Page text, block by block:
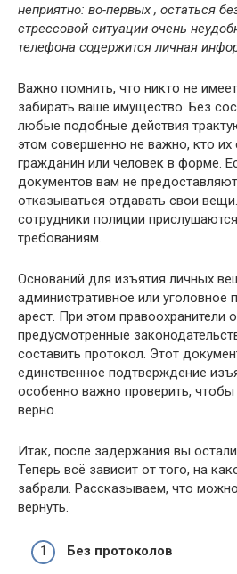
неприятно: во-первых , остаться
стрессовой ситуации очень
телефона содержится личная
Важно помнить, что никто не
забирать ваше имущество. Без
любые подобные действия
этом совершенно не важно, кто
гражданин или человек в форме.
документов вам не
отказываться отдавать свои
сотрудники полиции
требованиям.
Оснований для изъятия личных
административное или уголовное
арест. При этом правоохранители
предусмотренные
составить протокол. Этот
единственное подтверждение
особенно важно проверить,
верно.
Итак, после задержания вы
Теперь всё зависит от того, на
забрали. Рассказываем, что
вернуть.
Без протоколов